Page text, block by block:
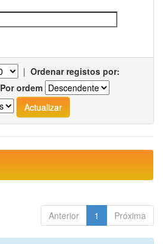
| Ordenar registos por:
Por ordem
Anterior 1 Próxima